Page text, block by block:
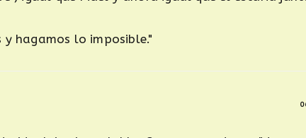
y hagamos lo imposible."